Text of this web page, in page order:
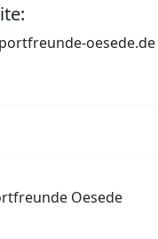
oesede.de
Oesede